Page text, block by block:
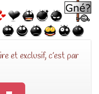
et exclusif, c’est par